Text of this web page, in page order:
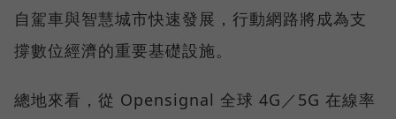
自駕車與智慧城市快速發展，行動網路將成為支
撐數位經濟的重要基礎設施。
總地來看，從 Opensignal 全球 4G／5G 在線率